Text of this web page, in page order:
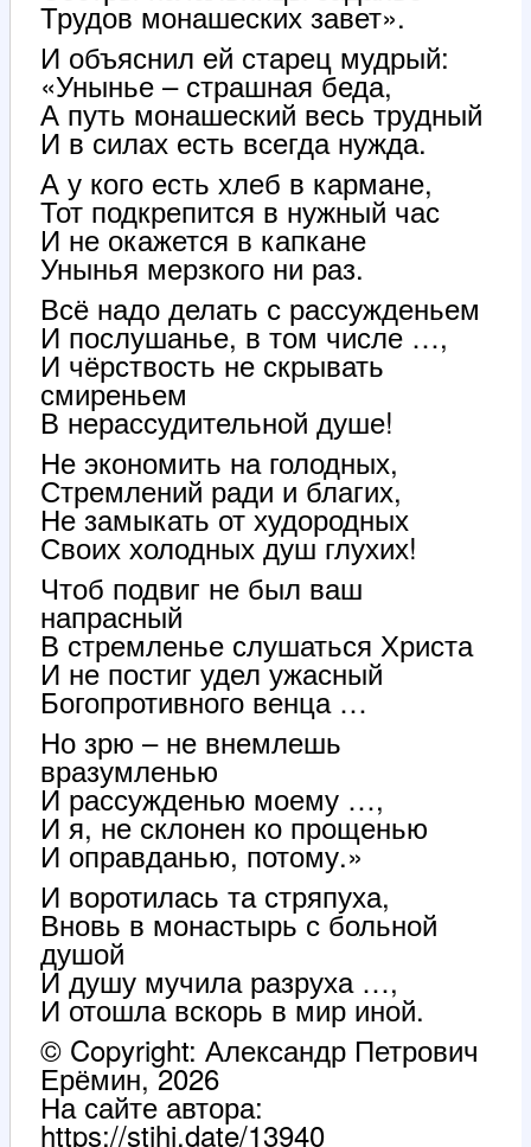
Трудов монашеских завет».
И объяснил ей старец мудрый:
«Унынье – страшная беда,
А путь монашеский весь трудный
И в силах есть всегда нужда.
А у кого есть хлеб в кармане,
Тот подкрепится в нужный час
И не окажется в капкане
Унынья мерзкого ни раз.
Всё надо делать с рассужденьем
И послушанье, в том числе …,
И чёрствость не скрывать
смиреньем
В нерассудительной душе!
Не экономить на голодных,
Стремлений ради и благих,
Не замыкать от худородных
Своих холодных душ глухих!
Чтоб подвиг не был ваш
напрасный
В стремленье слушаться Христа
И не постиг удел ужасный
Богопротивного венца …
Но зрю – не внемлешь
вразумленью
И рассужденью моему …,
И я, не склонен ко прощенью
И оправданью, потому.»
И воротилась та стряпуха,
Вновь в монастырь с больной
душой
И душу мучила разруха …,
И отошла вскорь в мир иной.
© Copyright: Александр Петрович
Ерёмин, 2026
На сайте автора:
https://stihi.date/13940